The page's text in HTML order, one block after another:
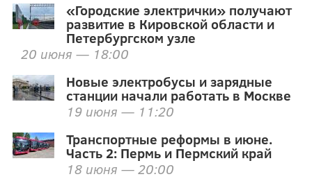
«Городские электрички» получают
развитие в Кировской области и
Петербургском узле
20 июня — 18:00
Новые электробусы и зарядные
станции начали работать в Москве
19 июня — 11:20
Транспортные реформы в июне.
Часть 2: Пермь и Пермский край
18 июня — 20:00